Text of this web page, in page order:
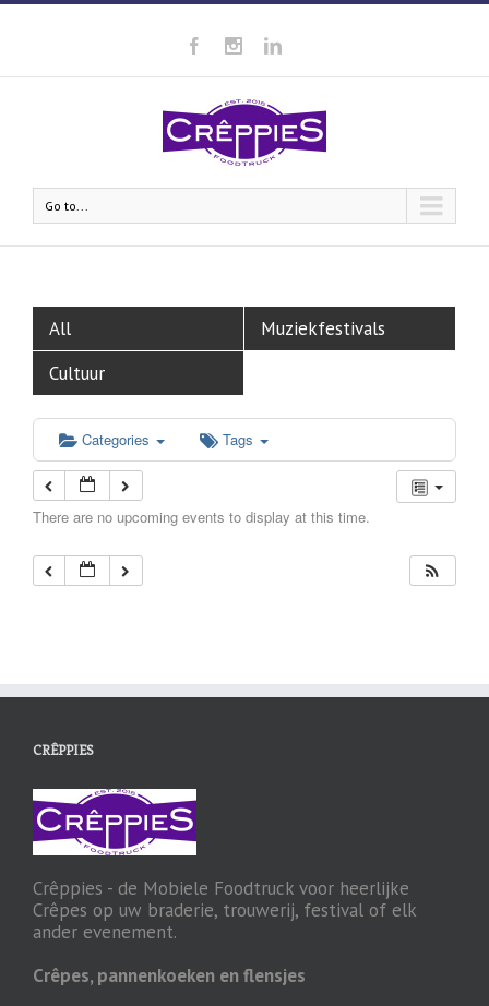
Go to...
All
Muziekfestivals
Cultuur
Categories Tags
There are no upcoming events to display at this time.
CRÊPPIES
Crêppies - de Mobiele Foodtruck voor heerlijke
Crêpes op uw braderie, trouwerij, festival of elk
ander evenement.
Crêpes, pannenkoeken en flensjes